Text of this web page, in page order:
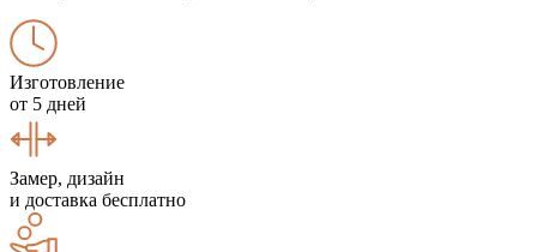
Изготовление
от 5 дней
Замер, дизайн
и доставка бесплатно